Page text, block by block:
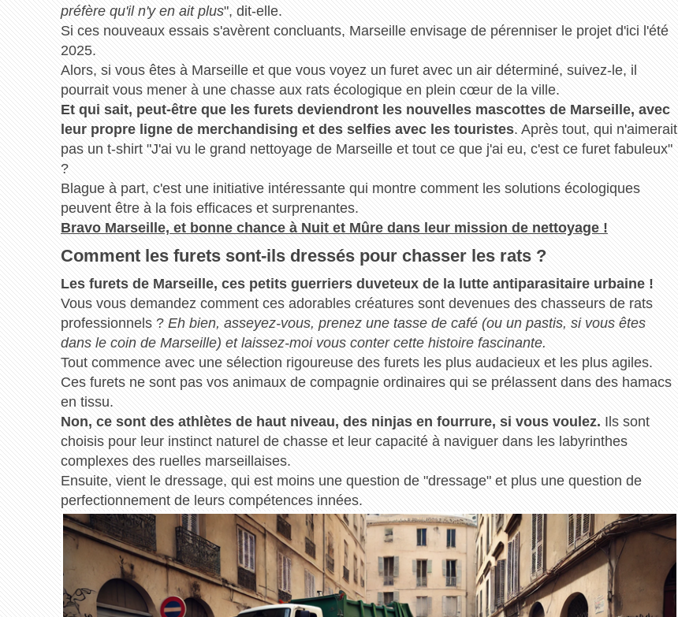
préfère qu'il n'y en ait plus", dit-elle.
Si ces nouveaux essais s'avèrent concluants, Marseille envisage de pérenniser le projet d'ici l'été
2025.
Alors, si vous êtes à Marseille et que vous voyez un furet avec un air déterminé, suivez-le, il
pourrait vous mener à une chasse aux rats écologique en plein cœur de la ville.
Et qui sait, peut-être que les furets deviendront les nouvelles mascottes de Marseille, avec
leur propre ligne de merchandising et des selfies avec les touristes. Après tout, qui n'aimerait
pas un t-shirt "J'ai vu le grand nettoyage de Marseille et tout ce que j'ai eu, c'est ce furet fabuleux"
?
Blague à part, c'est une initiative intéressante qui montre comment les solutions écologiques
peuvent être à la fois efficaces et surprenantes.
Bravo Marseille, et bonne chance à Nuit et Mûre dans leur mission de nettoyage !
Comment les furets sont-ils dressés pour chasser les rats ?
Les furets de Marseille, ces petits guerriers duveteux de la lutte antiparasitaire urbaine !
Vous vous demandez comment ces adorables créatures sont devenues des chasseurs de rats
professionnels ? Eh bien, asseyez-vous, prenez une tasse de café (ou un pastis, si vous êtes
dans le coin de Marseille) et laissez-moi vous conter cette histoire fascinante.
Tout commence avec une sélection rigoureuse des furets les plus audacieux et les plus agiles.
Ces furets ne sont pas vos animaux de compagnie ordinaires qui se prélassent dans des hamacs
en tissu.
Non, ce sont des athlètes de haut niveau, des ninjas en fourrure, si vous voulez. Ils sont
choisis pour leur instinct naturel de chasse et leur capacité à naviguer dans les labyrinthes
complexes des ruelles marseillaises.
Ensuite, vient le dressage, qui est moins une question de "dressage" et plus une question de
perfectionnement de leurs compétences innées.